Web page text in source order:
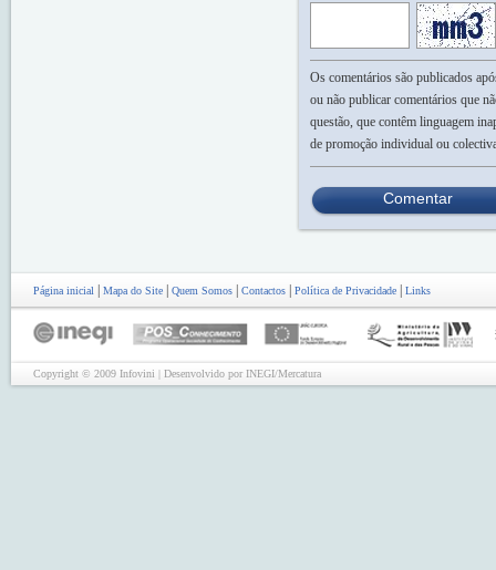
Os comentários são publicados
ou não publicar comentários que
questão, que contêm linguagem
de promoção individual ou
Comentar
Página inicial | Mapa do Site | Quem Somos | Contactos | Política de Privacidade | Links
Copyright © 2009 Infovini | Desenvolvido por INEGI/Mercatura